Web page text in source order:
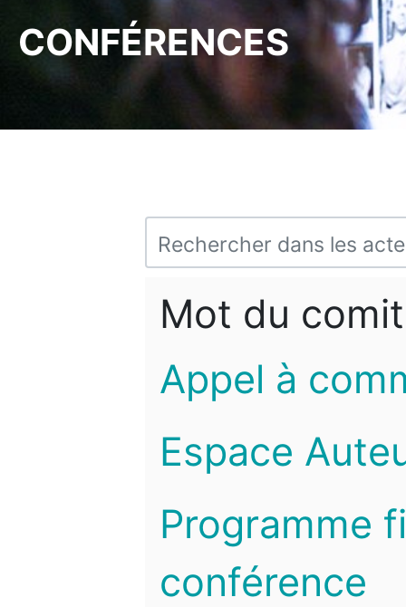
CONFÉRENCES
Mot du
Appel à
Espace
Programme
conférence